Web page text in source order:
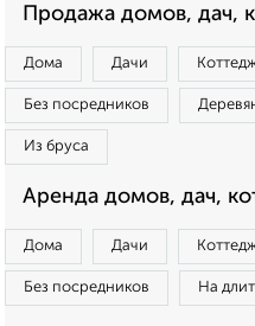
Продажа домов, дач,
Дома Дачи
Без посредников
Из бруса
Аренда домов, дач,
Дома Дачи
Без посредников На